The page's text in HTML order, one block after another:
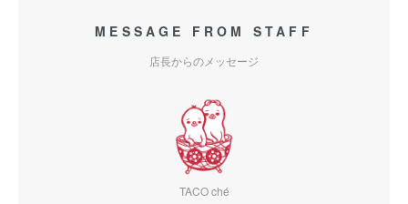
MESSAGE FROM STAFF
店長からのメッセージ
TACO ché